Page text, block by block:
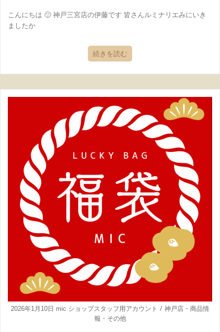
こんにちは 🙂 神戸三宮店の伊藤です 皆さんルミナリエみにいき
ましたか
続きを読む
2026年1月10日 mic ショップスタッフ用アカウント 神戸店 ・ 商品情
報 ・ その他